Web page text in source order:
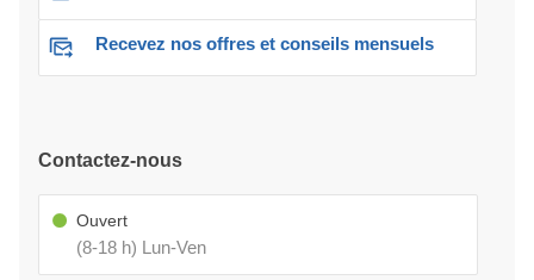
Recevez nos offres et conseils mensuels
Contactez-nous
Ouvert
(8-18 h) Lun-Ven